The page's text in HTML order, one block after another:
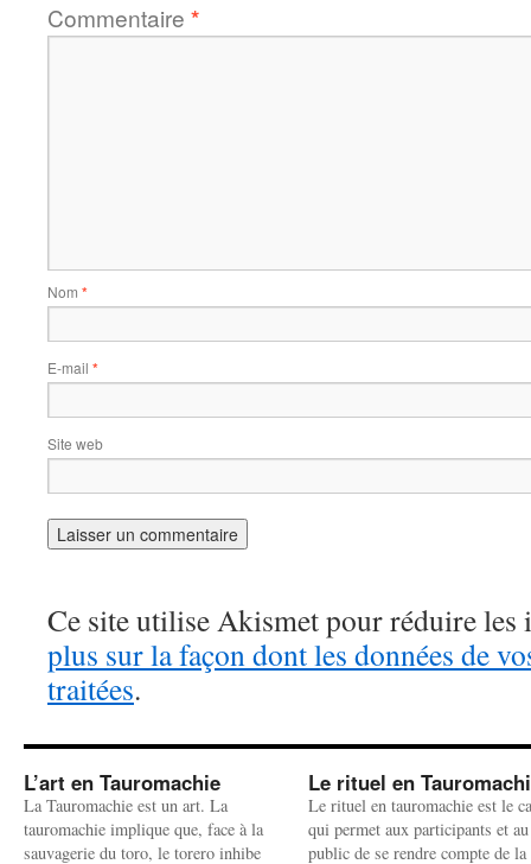
Commentaire *
Nom *
E-mail *
Site web
Ce site utilise Akismet pour réduire les
plus sur la façon dont les données de
traitées.
L’art en Tauromachie
La Tauromachie est un art. La
tauromachie implique que, face à la
sauvagerie du toro, le torero inhibe
Le rituel en
Le rituel en tauromachie est le
qui permet aux participants et au
public de se rendre compte de la